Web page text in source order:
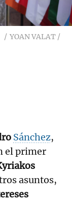
YOAN VALAT /
Sánchez,
el primer
asuntos,